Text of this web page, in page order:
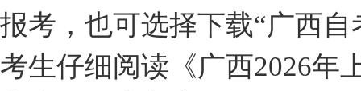
报考，也可选择下载“广西
考生仔细阅读《广西2026年